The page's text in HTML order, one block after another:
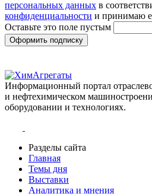
персональных данных в
конфиденциальности и принимаю
Оставьте это поле пустым
Оформить подписку
Информационный портал
и нефтехимическом
оборудовании и технологиях.
Разделы сайта
Главная
Темы дня
Выставки
Аналитика и мнения